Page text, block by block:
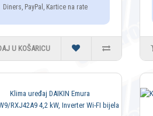
Diners, PayPal, Kartice na rate
U KOŠARICU